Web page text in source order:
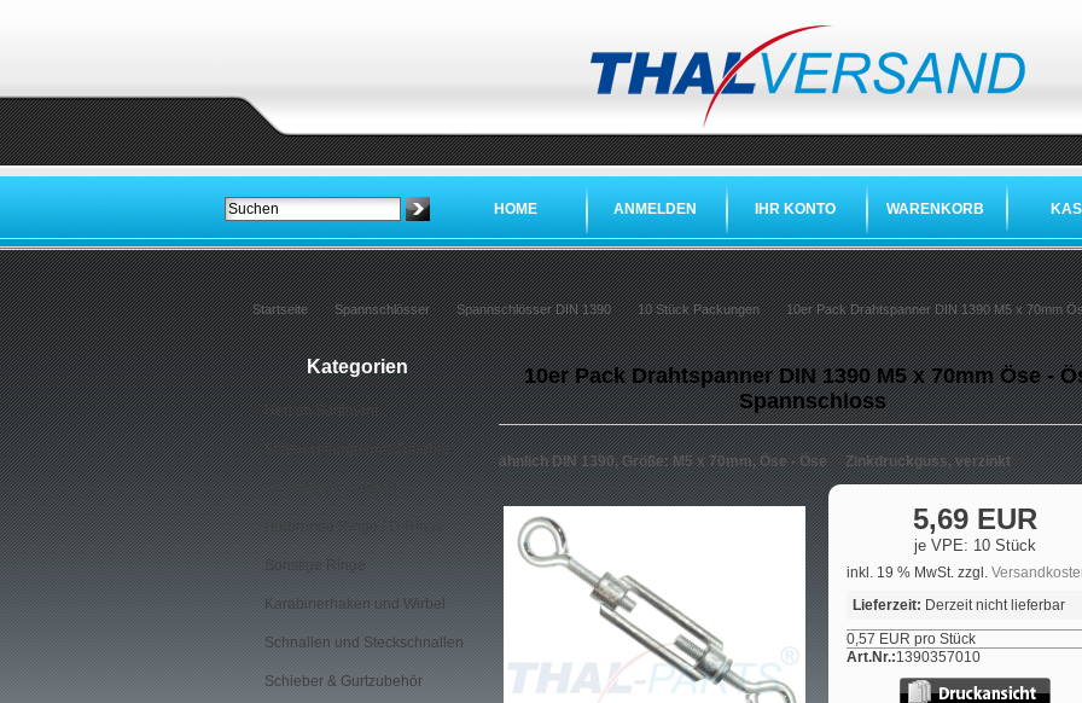
HOME ANMELDEN IHR KONTO WARENKORB
Startseite Spannschlösser Spannschlösser DIN 1390 10 Stück Packungen 10er Pack Drahtspanner DIN 1390 M5 x 70mm
Kategorien
Neu im Sortiment
Schlüsselringe und Zubehör
Rundringe / O-Ringe
Halbrunde Ringe / D-Ringe
Sonstige Ringe
Karabinerhaken und Wirbel
Schnallen und Steckschnallen
Schieber & Gurtzubehör
10er Pack Drahtspanner DIN 1390 M5 x 70mm Öse -
Spannschloss
ähnlich DIN 1390, Größe: M5 x 70mm, Öse - Öse Zinkdruckguss, verzinkt
5,69 EUR
je VPE: 10 Stück
inkl. 19 % MwSt. zzgl.
Lieferzeit: Derzeit nicht lieferbar
0,57 EUR pro Stück
Art.Nr.:1390357010